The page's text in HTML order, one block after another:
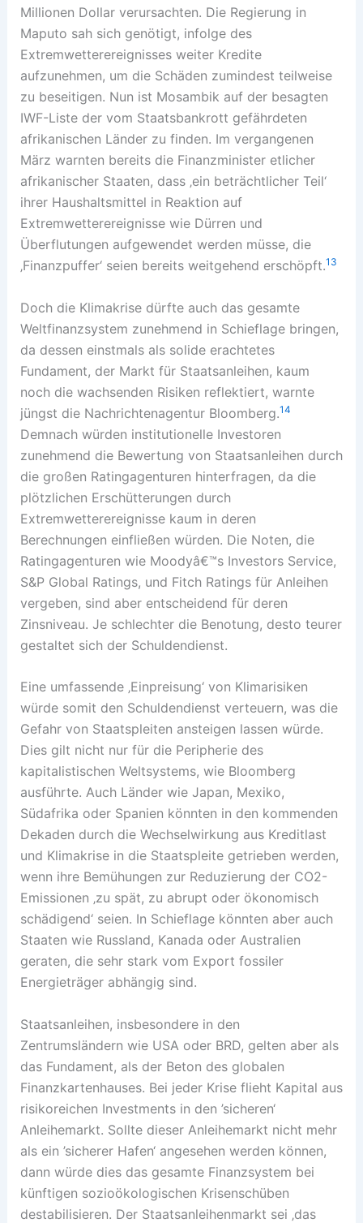
Millionen Dollar verursachten. Die Regierung in
Maputo sah sich genötigt, infolge des
Extremwetterereignisses weiter Kredite
aufzunehmen, um die Schäden zumindest teilweise
zu beseitigen. Nun ist Mosambik auf der besagten
IWF-Liste der vom Staatsbankrott gefährdeten
afrikanischen Länder zu finden. Im vergangenen
März warnten bereits die Finanzminister etlicher
afrikanischer Staaten, dass ‚ein beträchtlicher Teil‘
ihrer Haushaltsmittel in Reaktion auf
Extremwetterereignisse wie Dürren und
Überflutungen aufgewendet werden müsse, die
‚Finanzpuffer‘ seien bereits weitgehend erschöpft.13
Doch die Klimakrise dürfte auch das gesamte
Weltfinanzsystem zunehmend in Schieflage bringen,
da dessen einstmals als solide erachtetes
Fundament, der Markt für Staatsanleihen, kaum
noch die wachsenden Risiken reflektiert, warnte
jüngst die Nachrichtenagentur Bloomberg.14
Demnach würden institutionelle Investoren
zunehmend die Bewertung von Staatsanleihen durch
die großen Ratingagenturen hinterfragen, da die
plötzlichen Erschütterungen durch
Extremwetterereignisse kaum in deren
Berechnungen einfließen würden. Die Noten, die
Ratingagenturen wie Moodyâ€™s Investors Service,
S&P Global Ratings, und Fitch Ratings für Anleihen
vergeben, sind aber entscheidend für deren
Zinsniveau. Je schlechter die Benotung, desto teurer
gestaltet sich der Schuldendienst.
Eine umfassende ‚Einpreisung‘ von Klimarisiken
würde somit den Schuldendienst verteuern, was die
Gefahr von Staatspleiten ansteigen lassen würde.
Dies gilt nicht nur für die Peripherie des
kapitalistischen Weltsystems, wie Bloomberg
ausführte. Auch Länder wie Japan, Mexiko,
Südafrika oder Spanien könnten in den kommenden
Dekaden durch die Wechselwirkung aus Kreditlast
und Klimakrise in die Staatspleite getrieben werden,
wenn ihre Bemühungen zur Reduzierung der CO2-
Emissionen ‚zu spät, zu abrupt oder ökonomisch
schädigend‘ seien. In Schieflage könnten aber auch
Staaten wie Russland, Kanada oder Australien
geraten, die sehr stark vom Export fossiler
Energieträger abhängig sind.
Staatsanleihen, insbesondere in den
Zentrumsländern wie USA oder BRD, gelten aber als
das Fundament, als der Beton des globalen
Finanzkartenhauses. Bei jeder Krise flieht Kapital aus
risikoreichen Investments in den ’sicheren‘
Anleihemarkt. Sollte dieser Anleihemarkt nicht mehr
als ein ’sicherer Hafen‘ angesehen werden können,
dann würde dies das gesamte Finanzsystem bei
künftigen sozioökologischen Krisenschüben
destabilisieren. Der Staatsanleihenmarkt sei ‚das